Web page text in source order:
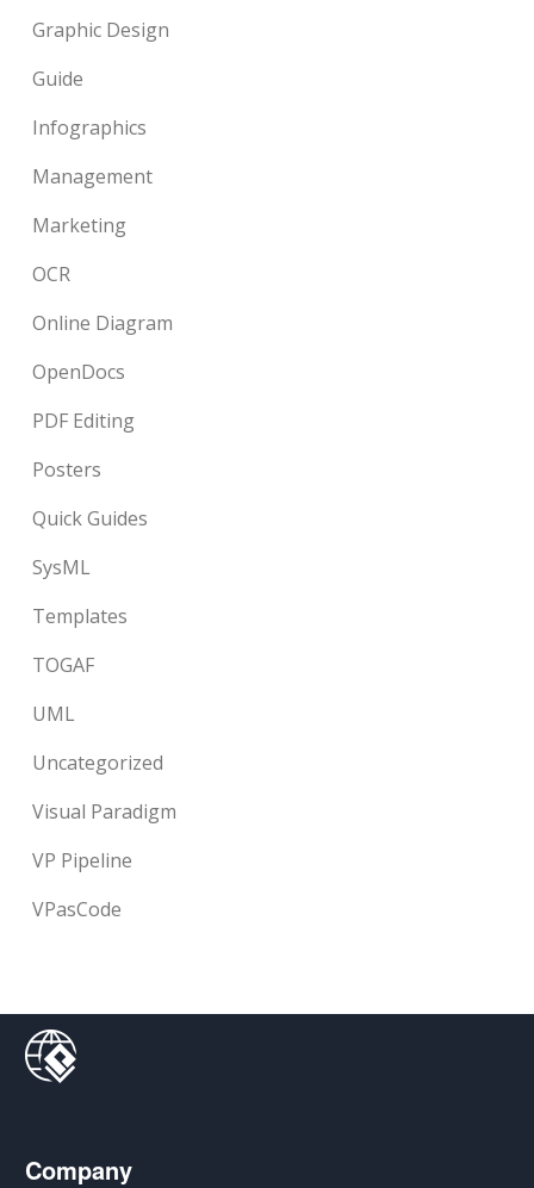
Graphic Design
Guide
Infographics
Management
Marketing
OCR
Online Diagram
OpenDocs
PDF Editing
Posters
Quick Guides
SysML
Templates
TOGAF
UML
Uncategorized
Visual Paradigm
VP Pipeline
VPasCode
Company